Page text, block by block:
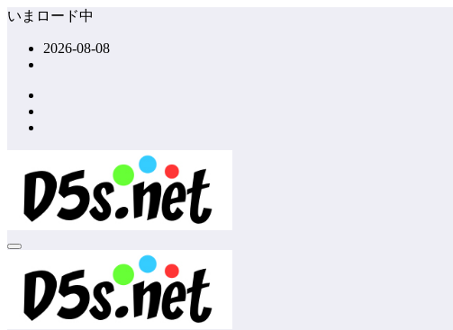
コ
いまロード中
2026-08-08